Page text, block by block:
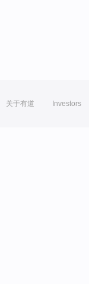
关于有道 Investors